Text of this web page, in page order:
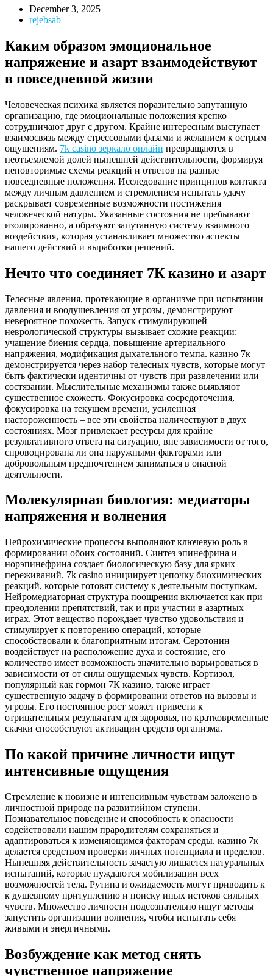
December 3, 2025
rejebsab
Каким образом эмоциональное
напряжение и азарт взаимодействуют
в повседневной жизни
Человеческая психика является поразительно запутанную
организацию, где эмоциональные положения крепко
сотрудничают друг с другом. Крайне интересным выступает
взаимосвязь между стрессовыми фазами и желанием к острым
ощущениям. 7k casino зеркало онлайн превращаются в
неотъемлемой долей нынешней действительности, формируя
неповторимые схемы реакций и ответов на разные
повседневные положения. Исследование принципов контакта
между личным давлением и стремлением испытать удачу
раскрывает современные возможности постижения
человеческой натуры. Указанные состояния не пребывают
изолированно, а образуют запутанную систему взаимного
воздействия, которая устанавливает множество аспекты
нашего действий и выработки решений.
Нечто что соединяет 7К казино и азарт
Телесные явления, протекающие в организме при испытании
давления и воодушевления от угрозы, демонстрируют
невероятное похожесть. Запуск стимулирующей
неврологической структуры вызывает схожие реакции:
учащение биения сердца, повышение артериального
напряжения, модификация дыхательного темпа. казино 7к
демонстрируется через набор телесных чувств, которые могут
быть фактически идентичны от чувств при развлечении или
состязании. Мыслительные механизмы также выявляют
существенное схожесть. Фокусировка сосредоточения,
фокусировка на текущем времени, усиленная
настороженность – все эти свойства наличествуют в двух
состояниях. Мозг привлекает ресурсы для крайне
результативного ответа на ситуацию, вне зависимости от того,
спровоцирована ли она наружными факторами или
добровольным предпочтением заниматься в опасной
деятельности.
Молекулярная биология: медиаторы
напряжения и волнения
Нейрохимические процессы выполняют ключевую роль в
формировании обоих состояний. Синтез эпинефрина и
норэпинефрина создает биологическую базу для ярких
переживаний. 7k casino инициирует цепочку биохимических
реакций, которые готовят систему к деятельным поступкам.
Нейромедиаторная структура поощрения включается как при
преодолении препятствий, так и при участии в азартных
играх. Этот вещество порождает чувство удовольствия и
стимулирует к повторению операций, которые
способствовали к благоприятным итогам. Серотонин
воздействует на расположение духа и состояние, его
количество имеет возможность значительно варьироваться в
зависимости от от силы ощущаемых чувств. Кортизол,
популярный как гормон 7К казино, также играет
существенную задачу в формировании ответов на вызовы и
угрозы. Его постоянное рост может привести к
отрицательным результатам для здоровья, но кратковременные
скачки способствуют активации средств организма.
По какой причине личности ищут
интенсивные ощущения
Стремление к новизне и интенсивным чувствам заложено в
личностной природе на развитийном ступени.
Познавательное поведение и способность к опасности
содействовали нашим прародителям сохраняться и
адаптироваться к изменяющимся факторам среды. казино 7к
делается средством проверки личных потенциала и пределов.
Нынешняя действительность зачастую лишается натуральных
испытаний, которые нуждаются мобилизации всех
возможностей тела. Рутина и ожидаемость могут приводить к
к душевному притуплению и поиску иных истоков сильных
чувств. Множество личности подсознательно ищут методы
запустить организации волнения, чтобы испытать себя
живыми и энергичными.
Возбуждение как метод снять
чувственное напряжение